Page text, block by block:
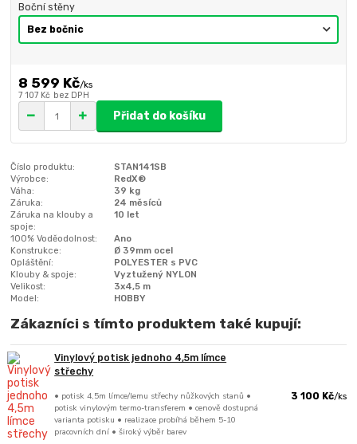
Boční stěny
8 599 Kč/ks
7 107 Kč bez DPH
Přidat do košíku
Číslo produktu:
STAN141SB
Výrobce:
RedX®
Váha:
39 kg
Záruka:
24 měsíců
Záruka na klouby a
spoje:
10 let
100% Voděodolnost:
Ano
Konstrukce:
Ø 39mm ocel
Opláštění:
POLYESTER s PVC
Klouby & spoje:
Vyztužený NYLON
Velikost:
3x4,5 m
Model:
HOBBY
Zákazníci s tímto produktem také kupují:
Vinylový potisk jednoho 4,5m límce
střechy
• potisk 4,5m límce/lemu střechy nůžkových stanů •
potisk vinylovým termo-transferem • cenově dostupná
varianta potisku • realizace probíhá během 5-10
pracovních dní • široký výběr barev
3 100 Kč/ks